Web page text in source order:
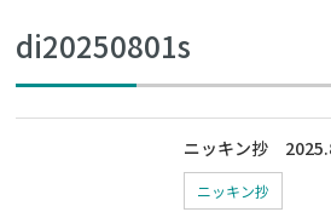
di20250801s
ニッキン抄
ニッキン抄